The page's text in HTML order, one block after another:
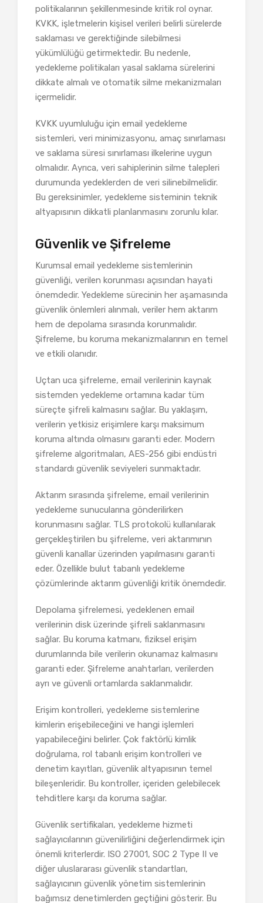
politikalarının şekillenmesinde kritik rol oynar.
KVKK, işletmelerin kişisel verileri belirli sürelerde
saklaması ve gerektiğinde silebilmesi
yükümlülüğü getirmektedir. Bu nedenle,
yedekleme politikaları yasal saklama sürelerini
dikkate almalı ve otomatik silme mekanizmaları
içermelidir.
KVKK uyumluluğu için email yedekleme
sistemleri, veri minimizasyonu, amaç sınırlaması
ve saklama süresi sınırlaması ilkelerine uygun
olmalıdır. Ayrıca, veri sahiplerinin silme talepleri
durumunda yedeklerden de veri silinebilmelidir.
Bu gereksinimler, yedekleme sisteminin teknik
altyapısının dikkatli planlanmasını zorunlu kılar.
Güvenlik ve Şifreleme
Kurumsal email yedekleme sistemlerinin
güvenliği, verilen korunması açısından hayati
önemdedir. Yedekleme sürecinin her aşamasında
güvenlik önlemleri alınmalı, veriler hem aktarım
hem de depolama sırasında korunmalıdır.
Şifreleme, bu koruma mekanizmalarının en temel
ve etkili olanıdır.
Uçtan uca şifreleme, email verilerinin kaynak
sistemden yedekleme ortamına kadar tüm
süreçte şifreli kalmasını sağlar. Bu yaklaşım,
verilerin yetkisiz erişimlere karşı maksimum
koruma altında olmasını garanti eder. Modern
şifreleme algoritmaları, AES-256 gibi endüstri
standardı güvenlik seviyeleri sunmaktadır.
Aktarım sırasında şifreleme, email verilerinin
yedekleme sunucularına gönderilirken
korunmasını sağlar. TLS protokolü kullanılarak
gerçekleştirilen bu şifreleme, veri aktarımının
güvenli kanallar üzerinden yapılmasını garanti
eder. Özellikle bulut tabanlı yedekleme
çözümlerinde aktarım güvenliği kritik önemdedir.
Depolama şifrelemesi, yedeklenen email
verilerinin disk üzerinde şifreli saklanmasını
sağlar. Bu koruma katmanı, fiziksel erişim
durumlarında bile verilerin okunamaz kalmasını
garanti eder. Şifreleme anahtarları, verilerden
ayrı ve güvenli ortamlarda saklanmalıdır.
Erişim kontrolleri, yedekleme sistemlerine
kimlerin erişebileceğini ve hangi işlemleri
yapabileceğini belirler. Çok faktörlü kimlik
doğrulama, rol tabanlı erişim kontrolleri ve
denetim kayıtları, güvenlik altyapısının temel
bileşenleridir. Bu kontroller, içeriden gelebilecek
tehditlere karşı da koruma sağlar.
Güvenlik sertifikaları, yedekleme hizmeti
sağlayıcılarının güvenilirliğini değerlendirmek için
önemli kriterlerdir. ISO 27001, SOC 2 Type II ve
diğer uluslararası güvenlik standartları,
sağlayıcının güvenlik yönetim sistemlerinin
bağımsız denetimlerden geçtiğini gösterir. Bu